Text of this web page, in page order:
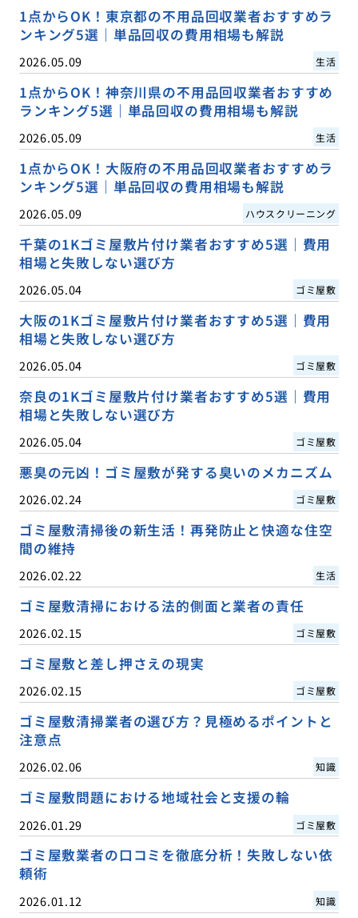
1点からOK！東京都の不用品回収業者おすすめラ
ンキング5選｜単品回収の費用相場も解説
2026.05.09 生活
1点からOK！神奈川県の不用品回収業者おすすめ
ランキング5選｜単品回収の費用相場も解説
2026.05.09 生活
1点からOK！大阪府の不用品回収業者おすすめラ
ンキング5選｜単品回収の費用相場も解説
2026.05.09 ハウスクリーニング
千葉の1Kゴミ屋敷片付け業者おすすめ5選｜費用
相場と失敗しない選び方
2026.05.04 ゴミ屋敷
大阪の1Kゴミ屋敷片付け業者おすすめ5選｜費用
相場と失敗しない選び方
2026.05.04 ゴミ屋敷
奈良の1Kゴミ屋敷片付け業者おすすめ5選｜費用
相場と失敗しない選び方
2026.05.04 ゴミ屋敷
悪臭の元凶！ゴミ屋敷が発する臭いのメカニズム
2026.02.24 ゴミ屋敷
ゴミ屋敷清掃後の新生活！再発防止と快適な住空
間の維持
2026.02.22 生活
ゴミ屋敷清掃における法的側面と業者の責任
2026.02.15 ゴミ屋敷
ゴミ屋敷と差し押さえの現実
2026.02.15 ゴミ屋敷
ゴミ屋敷清掃業者の選び方？見極めるポイントと
注意点
2026.02.06 知識
ゴミ屋敷問題における地域社会と支援の輪
2026.01.29 ゴミ屋敷
ゴミ屋敷業者の口コミを徹底分析！失敗しない依
頼術
2026.01.12 知識